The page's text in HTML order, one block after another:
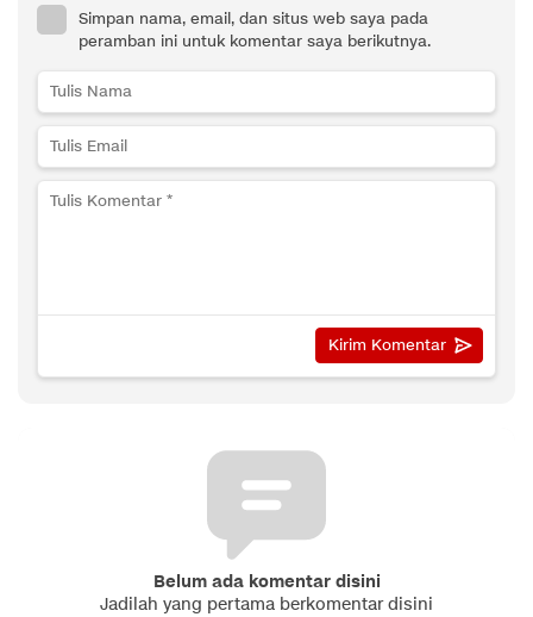
Simpan nama, email, dan situs web saya pada
peramban ini untuk komentar saya berikutnya.
Belum ada komentar disini
Jadilah yang pertama berkomentar disini